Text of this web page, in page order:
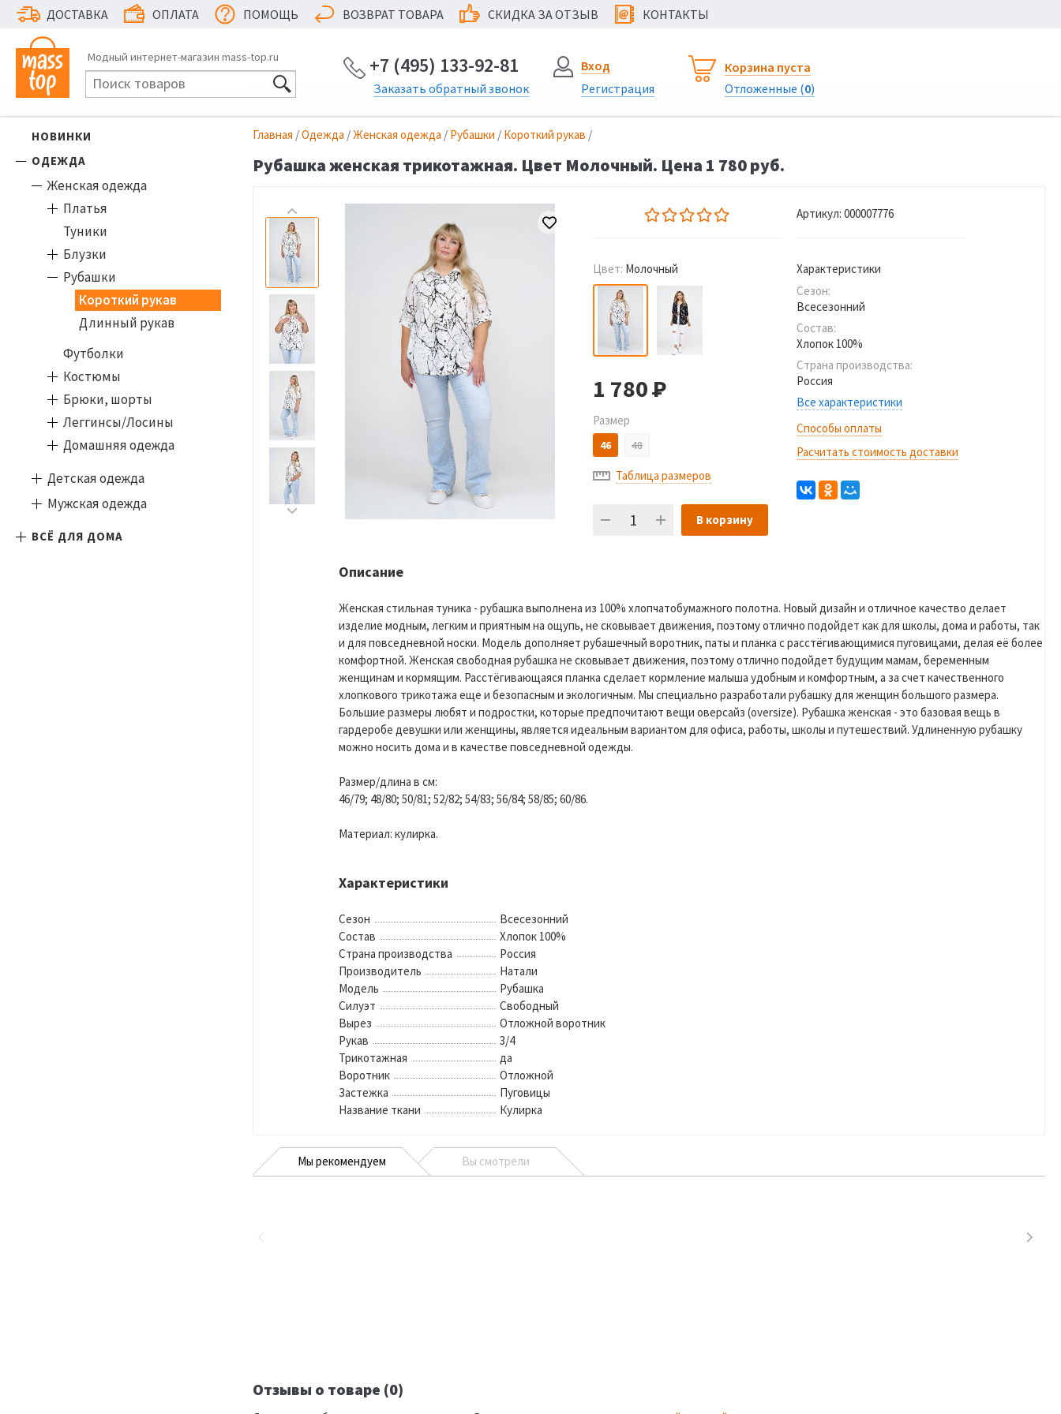
ДОСТАВКА ОПЛАТА ПОМОЩЬ ВОЗВРАТ ТОВАРА СКИДКА ЗА ОТЗЫВ @ КОНТАКТЫ
Модный интернет-магазин mass-top.ru +7 (495) 133-92-81
Заказать обратный звонок
Вход
Регистрация
Корзина пуста
Отложенные (0)
НОВИНКИ
ОДЕЖДА
Женская одежда
Платья
Туники
Блузки
Рубашки
Короткий рукав
Длинный рукав
Футболки
Костюмы
Брюки, шорты
Леггинсы/Лосины
Домашняя одежда
Детская одежда
Мужская одежда
ВСЁ ДЛЯ ДОМА
Главная /Одежда /Женская одежда / Рубашки / Короткий рукав /
Рубашка женская трикотажная. Цвет Молочный. Цена 1 780 руб.
Цвет: Молочный
1 780Р
Размер
46 48
Таблица размеров
В корзину
Артикул: 000007776
Характеристики
Сезон:
Всесезонний
Состав:
Хлопок 100%
Страна производства:
Россия
Все характеристики
Способы оплаты
Расчитать стоимость доставки
Описание
Женская стильная туника - рубашка выполнена из 100% хлопчатобумажного полотна. Новый дизайн и отличное качество делает
изделие модным, легким и приятным на ощупь, не сковывает движения, поэтому отлично подойдет как для школы, дома и работы, так
и для повседневной носки. Модель дополняет рубашечный воротник, паты и планка с расстёгивающимися пуговицами, делая её более
комфортной. Женская свободная рубашка не сковывает движения, поэтому отлично подойдет будущим мамам, беременным
женщинам и кормящим. Расстёгивающаяся планка сделает кормление малыша удобным и комфортным, а за счет качественного
хлопкового трикотажа еще и безопасным и экологичным. Мы специально разработали рубашку для женщин большого размера.
Большие размеры любят и подростки, которые предпочитают вещи оверсайз (oversize). Рубашка женская - это базовая вещь в
гардеробе девушки или женщины, является идеальным вариантом для офиса, работы, школы и путешествий. Удлиненную рубашку
можно носить дома и в качестве повседневной одежды.
Размер/длина в см:
46/79; 48/80; 50/81; 52/82; 54/83; 56/84; 58/85; 60/86.
Материал: кулирка.
Характеристики
Сезон
Всесезонний
Состав
Хлопок 100%
Страна производства
Россия
Производитель
Натали
Модель
Рубашка
Силуэт
Свободный
Вырез
Отложной воротник
Рукав
3/4
Трикотажная
да
Воротник
Отложной
Застежка
Пуговицы
Название ткани
Кулирка
Мы рекомендуем Вы смотрели
Отзывы о товаре (0)